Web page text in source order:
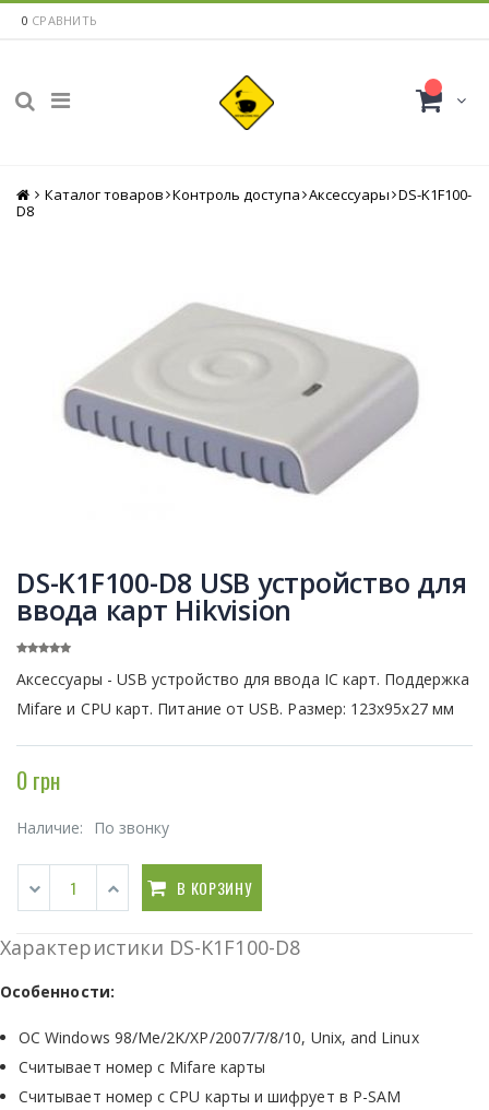
0 СРАВНИТЬ
Главная
Каталог товаров Контроль доступа Аксессуары DS-K1F100-
D8
DS-K1F100-D8 USB устройство для
ввода карт Hikvision
Аксессуары - USB устройство для ввода IC карт. Поддержка
Mifare и CPU карт. Питание от USB. Размер: 123х95х27 мм
0 грн
Наличие: По звонку
В КОРЗИНУ
Характеристики DS-K1F100-D8
Особенности:
ОС Windows 98/Me/2K/XP/2007/7/8/10, Unix, and Linux
Считывает номер с Mifare карты
Считывает номер с CPU карты и шифрует в P-SAM